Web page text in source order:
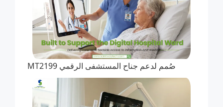
صُمم لدعم جناح المستشفى الرقمي MT2199